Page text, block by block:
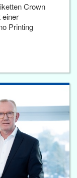
Crown
einer
Printing